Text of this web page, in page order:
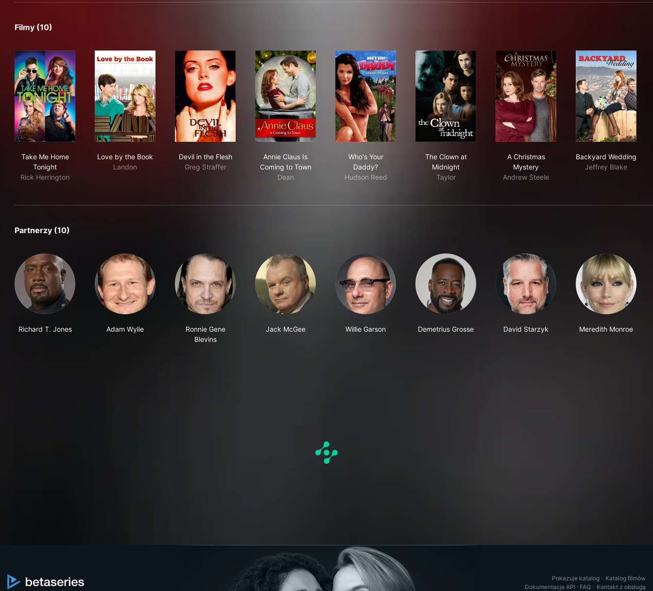
Filmy (10)
Take Me Home
Tonight
Rick Herrington
Love by the Book
Landon
Devil in the Flesh
Greg Straffer
Annie Claus Is
Coming to Town
Dean
Who's Your
Daddy?
Hudson Reed
The Clown at
Midnight
Taylor
A Christmas
Mystery
Andrew Steele
Backyard Wedding
Jeffrey Blake
Partnerzy (10)
Richard T. Jones Adam Wylie
Ronnie Gene
Blevins
Jack McGee Willie Garson Demetrius Grosse David Starzyk Meredith Monroe
Pokazuje katalog · Katalog filmów
Dokumentacja API · FAQ · Kontakt z obsługą